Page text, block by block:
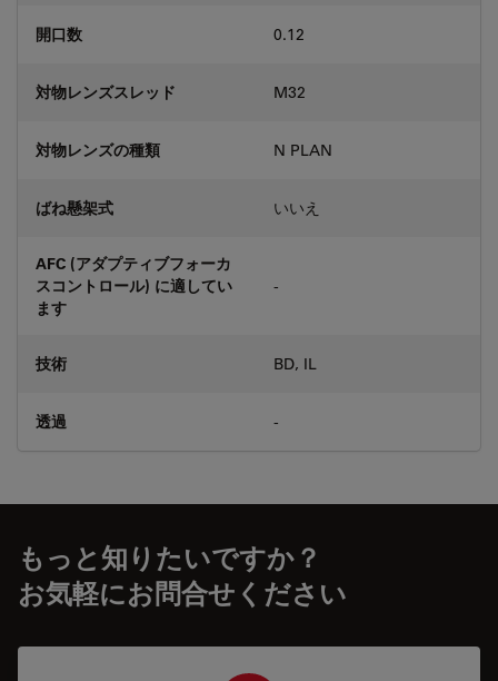
開口数 0.12
対物レンズスレッド M32
対物レンズの種類 N PLAN
ばね懸架式 いいえ
AFC (アダプティブフォーカ
スコントロール) に適してい
ます
-
技術 BD, IL
透過 -
もっと知りたいですか？
お気軽にお問合せください